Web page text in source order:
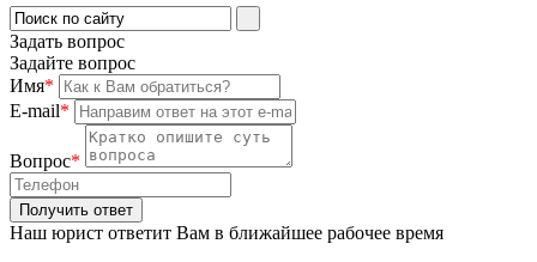
Задать вопрос
Задайте вопрос
Имя*
E-mail*
Вопрос*
Наш юрист ответит Вам в ближайшее рабочее время